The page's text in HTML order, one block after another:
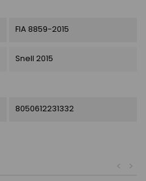
FIA 8859-2015
Snell 2015
8050612231332
>
<